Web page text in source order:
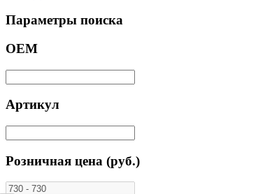
Параметры поиска
ОЕМ
Артикул
Розничная цена (руб.)